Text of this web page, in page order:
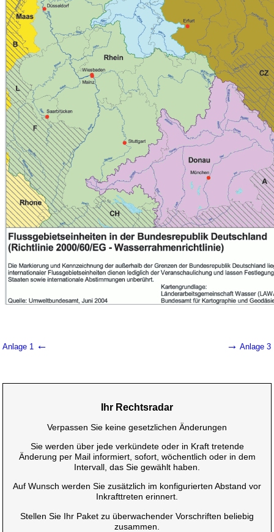
Anlage 1 ← → Anlage 3
Ihr Rechtsradar
Verpassen Sie keine gesetzlichen Änderungen
Sie werden über jede verkündete oder in Kraft tretende
Änderung per Mail informiert, sofort, wöchentlich oder in dem
Intervall, das Sie gewählt haben.
Auf Wunsch werden Sie zusätzlich im konfigurierten Abstand vor
Inkrafttreten erinnert.
Stellen Sie Ihr Paket zu überwachender Vorschriften beliebig
zusammen.